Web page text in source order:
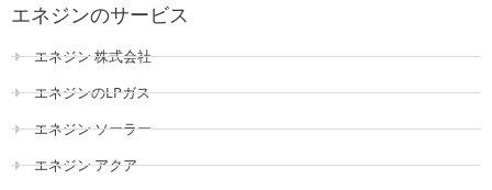
エネジンのサービス
エネジン 株式会社
エネジンのLPガス
エネジン ソーラー
エネジン アクア